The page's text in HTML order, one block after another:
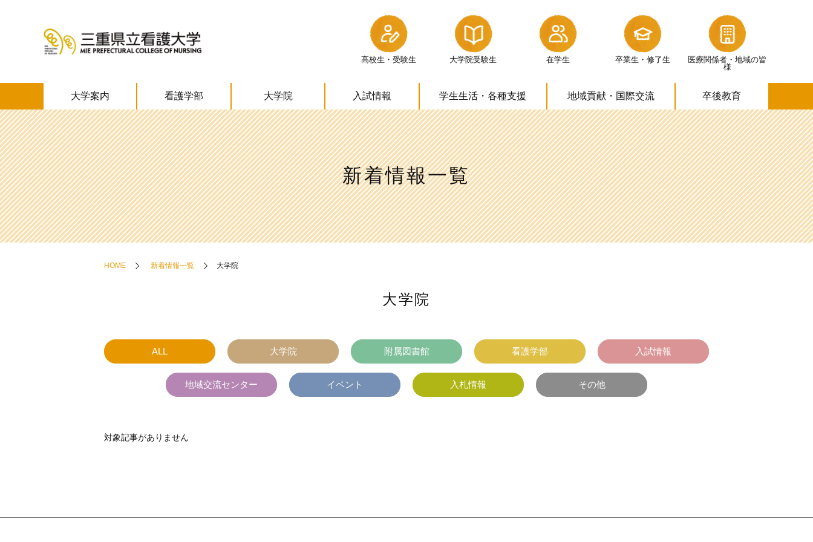
高校生・受験生 大学院受験生 在学生 卒業生・修了生 医療関係者・ 地域の皆
様
大学案内 看護学部 大学院 入試情報 学生生活・各種支援 地域貢献・ 国際交流 卒後教育
新着情報一覧
HOME 新着情報一覧 大学院
大学院
ALL 大学院 附属図書館 看護学部 入試情報
地域交流センター イベント 入札情報 その他
対象記事がありません